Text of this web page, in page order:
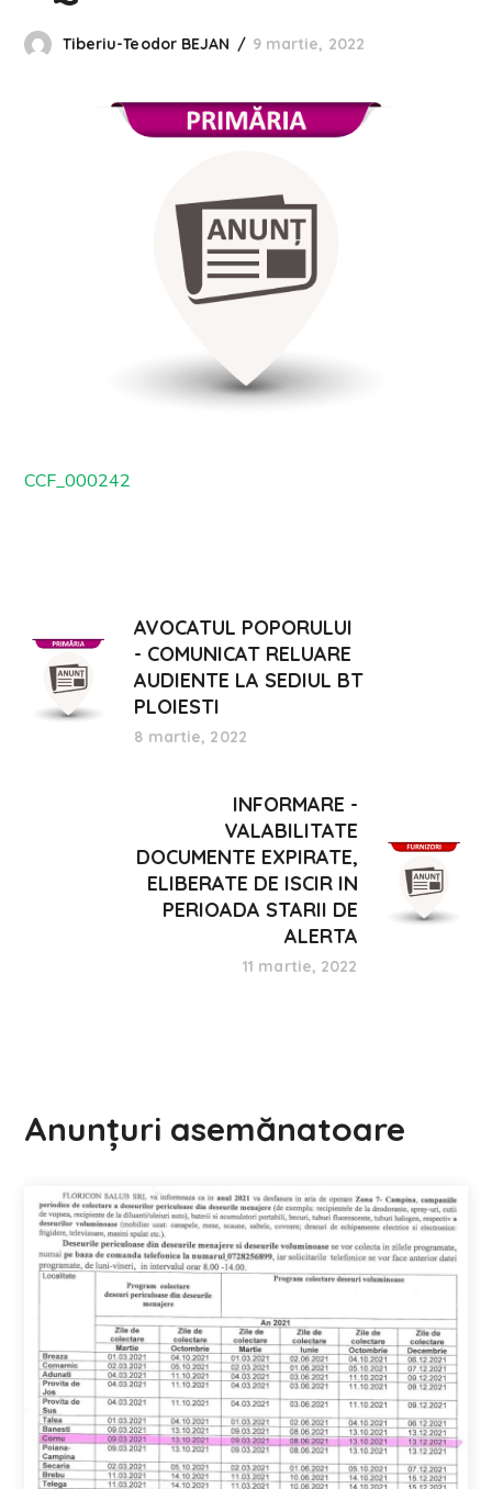
Tiberiu-Teodor BEJAN 9 martie, 2022
CCF_000242
AVOCATUL POPORULUI
- COMUNICAT RELUARE
AUDIENTE LA SEDIUL BT
PLOIESTI
8 martie, 2022
INFORMARE -
VALABILITATE
DOCUMENTE EXPIRATE,
ELIBERATE DE ISCIR IN
PERIOADA STARII DE
ALERTA
11 martie, 2022
Anunțuri asemănatoare